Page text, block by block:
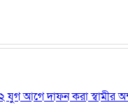
যুগ আগে দাফন করা স্বামীর